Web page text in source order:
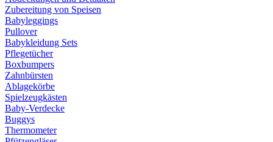
Zubereitung von Speisen
Babyleggings
Pullover
Babykleidung Sets
Pflegetücher
Boxbumpers
Zahnbürsten
Ablagekörbe
Spielzeugkästen
Baby-Verdecke
Buggys
Thermometer